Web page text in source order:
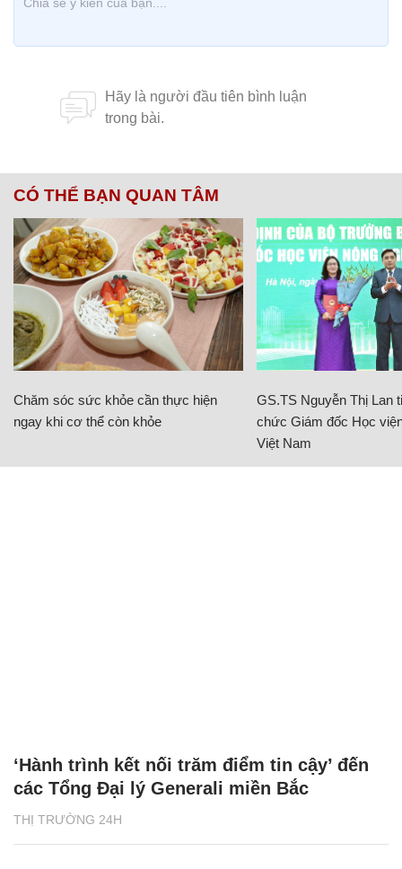
CÓ THỂ BẠN QUAN TÂM
Chăm sóc sức khỏe cần thực hiện
ngay khi cơ thể còn khỏe
GS.TS Nguyễn Thị Lan
chức Giám đốc Học
Việt Nam
THỊ TRƯỜNG 24H
‘Hành trình kết nối trăm điểm tin cậy’ đến
các Tổng Đại lý Generali miền Bắc